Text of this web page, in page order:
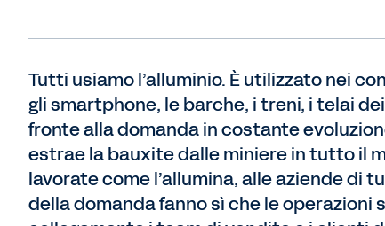
Tutti usiamo l’alluminio. È utilizzato nei
gli smartphone, le barche, i treni, i telai
fronte alla domanda in costante
estrae la bauxite dalle miniere in tutto il
lavorate come l’allumina, alle aziende di
della domanda fanno sì che le